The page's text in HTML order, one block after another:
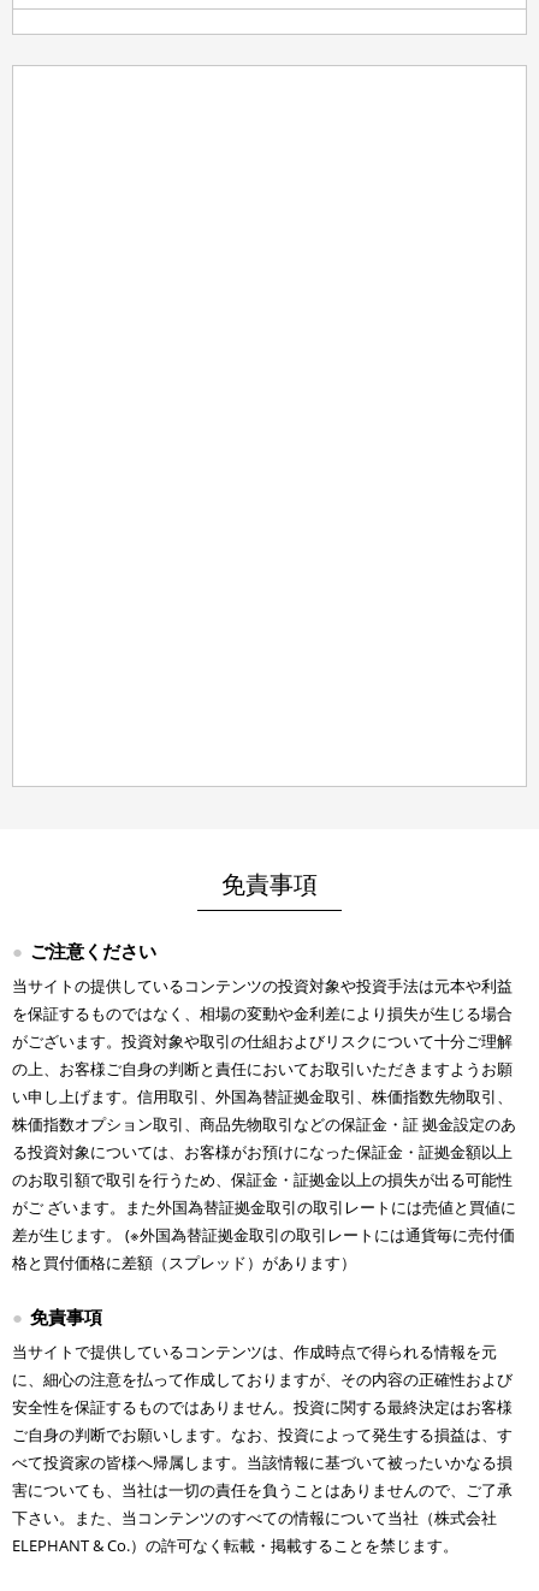
免責事項
ご注意ください
当サイトの提供しているコンテンツの投資対象や投資手法は元本や利益
を保証するものではなく、相場の変動や金利差により損失が生じる場合
がございます。投資対象や取引の仕組およびリスクについて十分ご理解
の上、お客様ご自身の判断と責任においてお取引いただきますようお願
い申し上げます。信用取引、外国為替証拠金取引、株価指数先物取引、
株価指数オプション取引、商品先物取引などの保証金・証 拠金設定のあ
る投資対象については、お客様がお預けになった保証金・証拠金額以上
のお取引額で取引を行うため、保証金・証拠金以上の損失が出る可能性
がご ざいます。また外国為替証拠金取引の取引レートには売値と買値に
差が生じます。 (※外国為替証拠金取引の取引レートには通貨毎に売付価
格と買付価格に差額（スプレッド）があります）
免責事項
当サイトで提供しているコンテンツは、作成時点で得られる情報を元
に、細心の注意を払って作成しておりますが、その内容の正確性および
安全性を保証するものではありません。投資に関する最終決定はお客様
ご自身の判断でお願いします。なお、投資によって発生する損益は、す
べて投資家の皆様へ帰属します。当該情報に基づいて被ったいかなる損
害についても、当社は一切の責任を負うことはありませんので、ご了承
下さい。また、当コンテンツのすべての情報について当社（株式会社
ELEPHANT & Co.）の許可なく転載・掲載することを禁じます。